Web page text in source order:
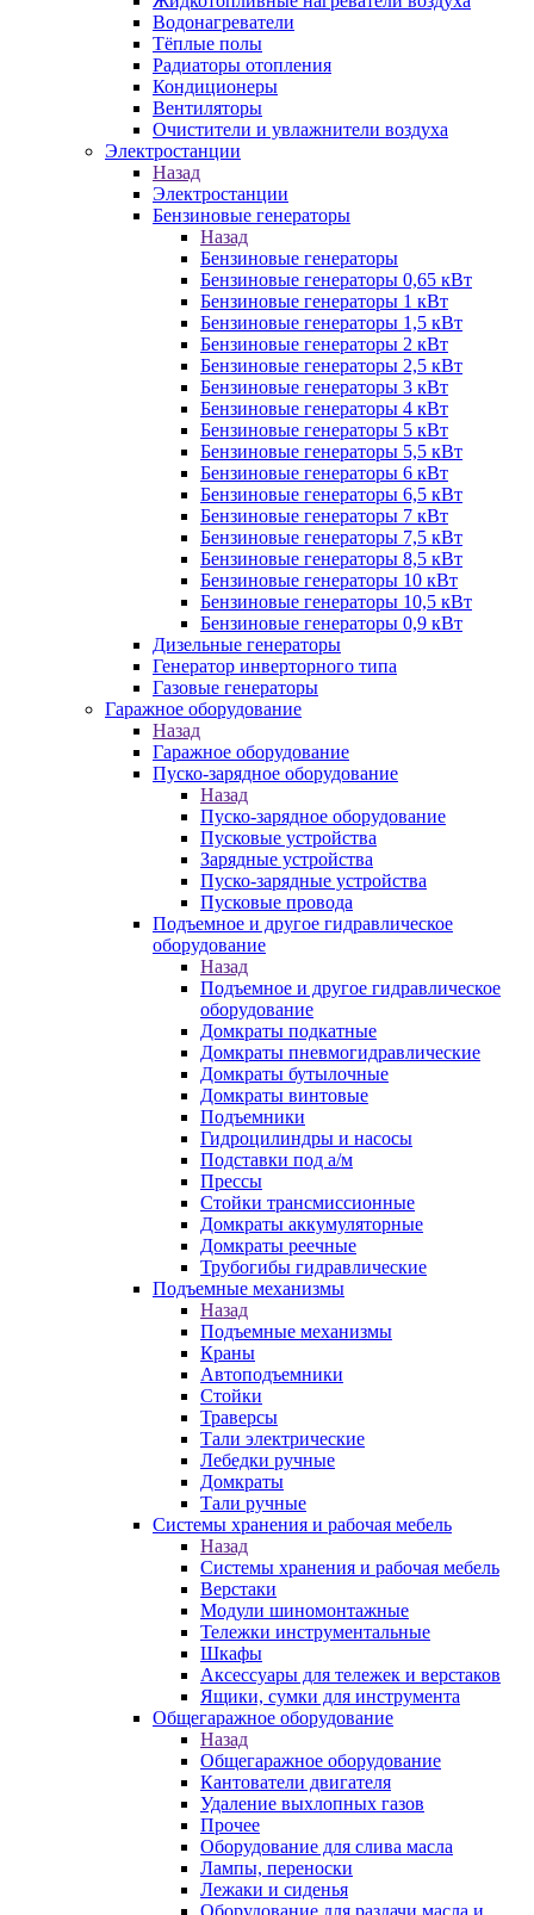
Водонагреватели
Тёплые полы
Радиаторы отопления
Кондиционеры
Вентиляторы
Очистители и увлажнители воздуха
Электростанции
Назад
Электростанции
Бензиновые генераторы
Назад
Бензиновые генераторы
Бензиновые генераторы 0,65 кВт
Бензиновые генераторы 1 кВт
Бензиновые генераторы 1,5 кВт
Бензиновые генераторы 2 кВт
Бензиновые генераторы 2,5 кВт
Бензиновые генераторы 3 кВт
Бензиновые генераторы 4 кВт
Бензиновые генераторы 5 кВт
Бензиновые генераторы 5,5 кВт
Бензиновые генераторы 6 кВт
Бензиновые генераторы 6,5 кВт
Бензиновые генераторы 7 кВт
Бензиновые генераторы 7,5 кВт
Бензиновые генераторы 8,5 кВт
Бензиновые генераторы 10 кВт
Бензиновые генераторы 10,5 кВт
Бензиновые генераторы 0,9 кВт
Дизельные генераторы
Генератор инверторного типа
Газовые генераторы
Гаражное оборудование
Назад
Гаражное оборудование
Пуско-зарядное оборудование
Назад
Пуско-зарядное оборудование
Пусковые устройства
Зарядные устройства
Пуско-зарядные устройства
Пусковые провода
Подъемное и другое гидравлическое
оборудование
Назад
Подъемное и другое гидравлическое
оборудование
Домкраты подкатные
Домкраты пневмогидравлические
Домкраты бутылочные
Домкраты винтовые
Подъемники
Гидроцилиндры и насосы
Подставки под а/м
Прессы
Стойки трансмиссионные
Домкраты аккумуляторные
Домкраты реечные
Трубогибы гидравлические
Подъемные механизмы
Назад
Подъемные механизмы
Краны
Автоподъемники
Стойки
Траверсы
Тали электрические
Лебедки ручные
Домкраты
Тали ручные
Системы хранения и рабочая мебель
Назад
Системы хранения и рабочая мебель
Верстаки
Модули шиномонтажные
Тележки инструментальные
Шкафы
Аксессуары для тележек и верстаков
Ящики, сумки для инструмента
Общегаражное оборудование
Назад
Общегаражное оборудование
Кантователи двигателя
Удаление выхлопных газов
Прочее
Оборудование для слива масла
Лампы, переноски
Лежаки и сиденья
Оборудование для раздачи масла и